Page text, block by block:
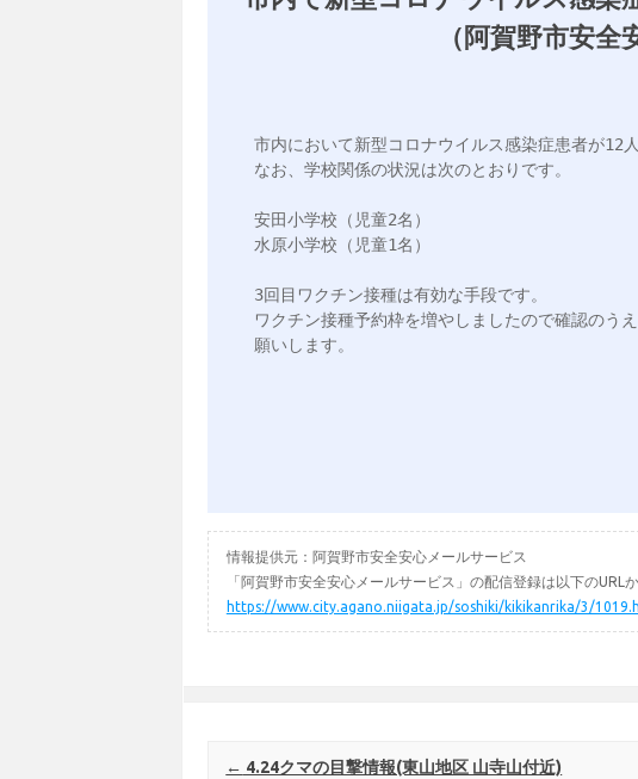
（阿賀野市安全
市内において新型コロナウイルス感染症患者が12
なお、学校関係の状況は次のとおりです。
安田小学校（児童2名）
水原小学校（児童1名）
3回目ワクチン接種は有効な手段です。
ワクチン接種予約枠を増やしましたので確認のう
願いします。
情報提供元：阿賀野市安全安心メールサービス
「阿賀野市安全安心メールサービス」の配信登録は以下のURLか
https://www.city.agano.niigata.jp/soshiki/kikikanrika/3/
Post navigation
← 4.24クマの目撃情報(東山地区 山寺山付近)